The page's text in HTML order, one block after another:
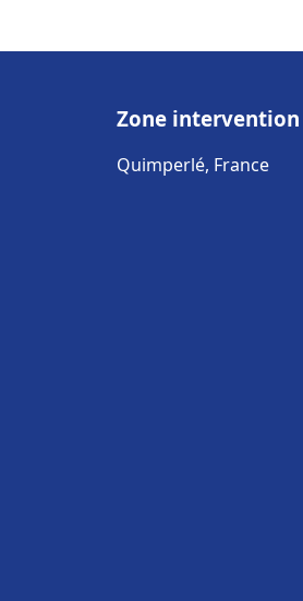
Zone intervention
Quimperlé, France